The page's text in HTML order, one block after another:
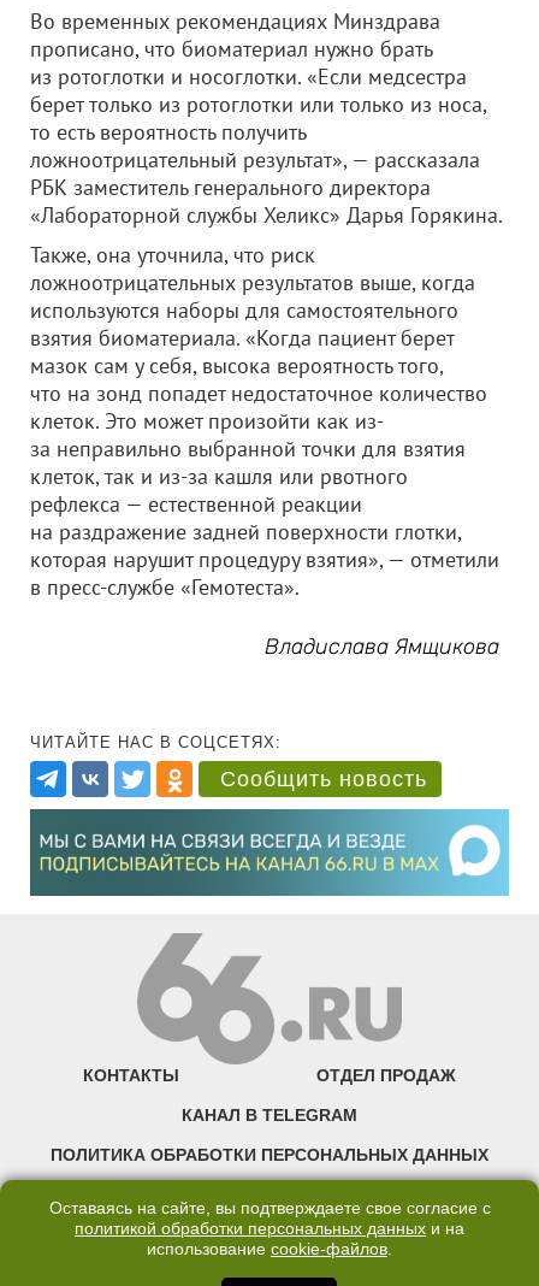
Во временных рекомендациях Минздрава
прописано, что биоматериал нужно брать
из ротоглотки и носоглотки. «Если медсестра
берет только из ротоглотки или только из носа,
то есть вероятность получить
ложноотрицательный результат», — рассказала
РБК заместитель генерального директора
«Лабораторной службы Хеликс» Дарья Горякина.
Также, она уточнила, что риск
ложноотрицательных результатов выше, когда
используются наборы для самостоятельного
взятия биоматериала. «Когда пациент берет
мазок сам у себя, высока вероятность того,
что на зонд попадет недостаточное количество
клеток. Это может произойти как из-
за неправильно выбранной точки для взятия
клеток, так и из-за кашля или рвотного
рефлекса — естественной реакции
на раздражение задней поверхности глотки,
которая нарушит процедуру взятия», — отметили
в пресс-службе «Гемотеста».
Владислава Ямщикова
ЧИТАЙТЕ НАС В СОЦСЕТЯХ:
Сообщить новость
КОНТАКТЫ ОТДЕЛ ПРОДАЖ
КАНАЛ В TELEGRAM
ПОЛИТИКА ОБРАБОТКИ ПЕРСОНАЛЬНЫХ ДАННЫХ
©2007—2025 66.RU. Воспроизведение, сообщение, доведение до всеобщего
Оставаясь на сайте, вы подтверждаете свое согласие с
политикой обработки персональных данных и на
использование cookie-файлов.